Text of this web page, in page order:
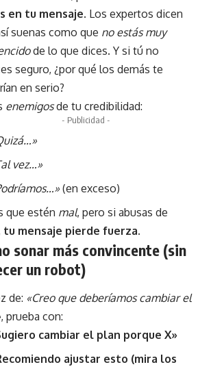
en tu mensaje. Los expertos dicen
suenas como que no estás muy
de lo que dices. Y si tú no
seguro, ¿por qué los demás te
en serio?
enemigosde tu credibilidad:
- Publicidad -
vez…»
(en exceso)
que estén mal, pero si abusas de
tu mensaje pierde fuerza.
sonar más convincente (sin
un robot)
de: «Creo que deberíamos cambiar el
, prueba con:
cambiar el plan porque X»
ajustar esto (mira los